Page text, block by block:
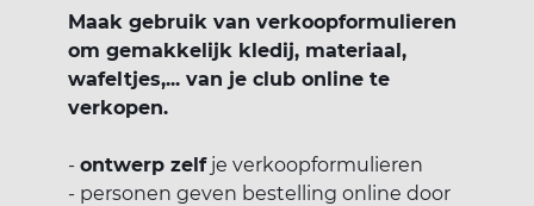
Maak gebruik van verkoopformulieren
om gemakkelijk kledij, materiaal,
wafeltjes,... van je club online te
verkopen.
- ontwerp zelfje verkoopformulieren
- personen geven bestelling online door